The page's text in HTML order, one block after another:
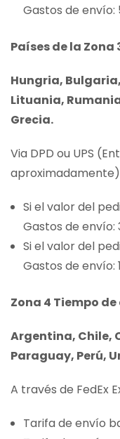
Gastos de envío:
Países de la
Hungria,
Lituania,
Grecia.
Via DPD ou UPS
aproximadamente)
Si el valor del
Gastos de envío:
Si el valor del
Gastos de envío:
Zona 4 Tiempo
Argentina, Chile,
Paraguay, Perú,
A través de FedEx
Tarifa de envío